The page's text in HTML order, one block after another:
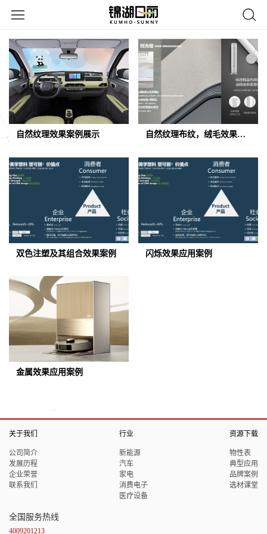
自然纹理效果案例展示 自然纹理布纹，绒毛效果案例展示
双色注塑及其组合效果案例 闪烁效果应用案例
金属效果应用案例
关于我们
公司简介
发展历程
企业荣誉
联系我们
行业
新能源
汽车
家电
消费电子
医疗设备
资源下载
物性表
典型应用
品牌案例
选材课堂
全国服务热线
4009201213